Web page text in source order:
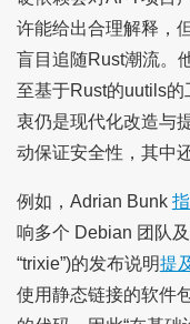
许能给出合理解释，
盲目追随Rust潮流。
至基于Rust的uutils的
衷仍是现代化改造与
动保证安全性，其中
例如，Adrian Bunk
响多个 Debian 团队
“trixie”)的发布说明提
使用静态链接的软件